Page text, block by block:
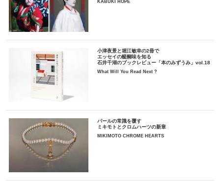
KABUKI HOPE
小津夜景と堀江敏幸の2冊で
エッセイの醍醐味を知る
石井千湖のブックレビュー「本のみずうみ」vol.18
What Will You Read Next ?
パールの常識を覆す
ミキモトとクロムハーツの新章
MIKIMOTO CHROME HEARTS